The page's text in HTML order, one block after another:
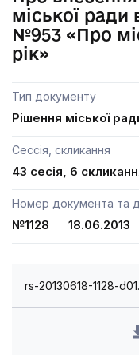
міської ради
№953 «Про
рік»
Тип документу
Рішення міської
Сессія, скликання
43 сесія, 6
Номер документа та
№1128 18.06.2013
rs-20130618-1128-